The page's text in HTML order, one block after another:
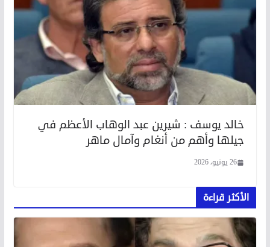
خالد يوسف : شيرين عبد الوهاب الأعظم في
جيلها وأهم من أنغام وآمال ماهر
26 يونيو، 2026
الأكثر قراءة